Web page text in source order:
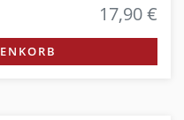
17,90 €